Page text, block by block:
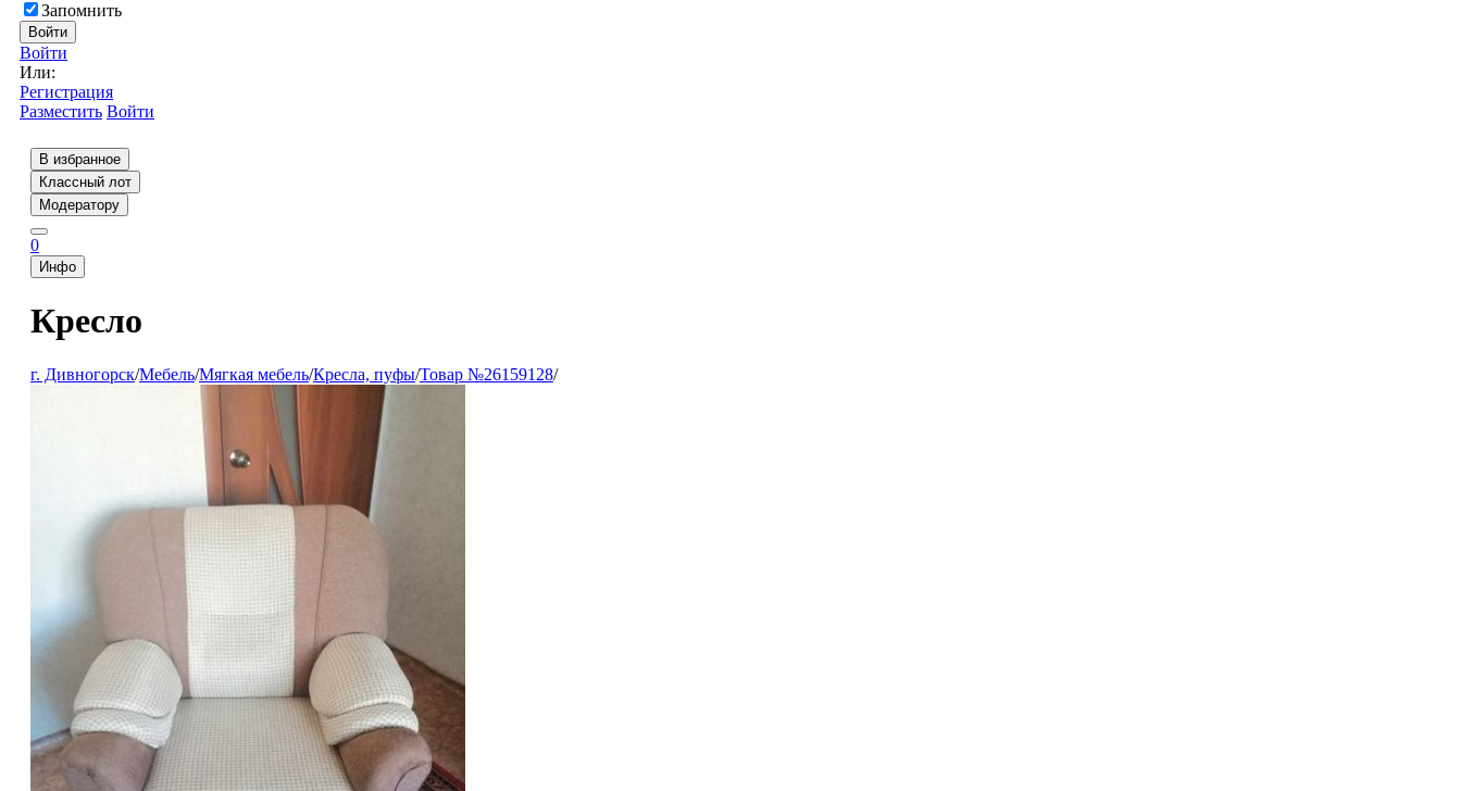
Запомнить
Войти
Войти
Или:
Регистрация
Разместить Войти
В избранное
Классный лот
Модератору
0
Инфо
Кресло
г. Дивногорск/Мебель/Мягкая мебель/Кресла, пуфы/Товар №26159128/